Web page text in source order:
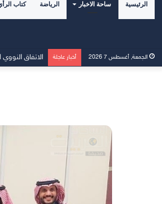
الرئيسية ساحة الاخبار الرياضة كتاب
الجمعة, أغسطس 7 2026 أخبار عاجلة الاتفاق